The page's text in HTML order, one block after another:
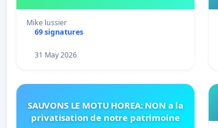
Mike lussier
69 signatures
31 May 2026
SAUVONS LE MOTU HOREA: NON a la
privatisation de notre patrimoine